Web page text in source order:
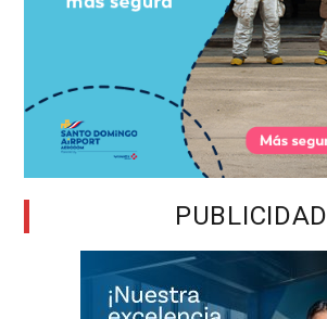
PUBLICIDAD